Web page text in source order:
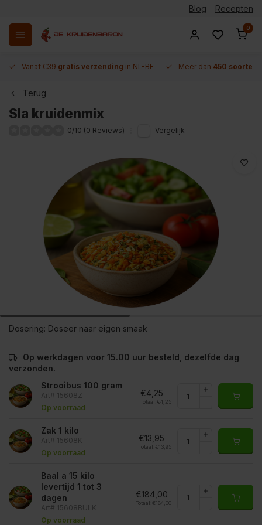
Blog Recepten
0
Vanaf €39 gratis verzending in NL-BE Meer dan 450 soorten
Terug
Sla kruidenmix
0/10 (0 Reviews) Vergelijk
Dosering: Doseer naar eigen smaak
Op werkdagen voor 15.00 uur besteld, dezelfde dag
verzonden.
Strooibus 100 gram
Art# 15608Z
Op voorraad
€4,25
Totaal: €4,25
Zak 1 kilo
Art# 15608K
Op voorraad
€13,95
Totaal: €13,95
Baal a 15 kilo
levertijd 1 tot 3
dagen
Art# 15608BULK
Op voorraad
€184,00
Totaal: €184,00